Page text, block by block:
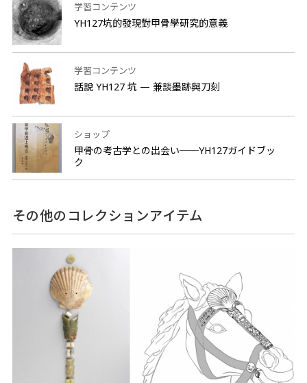
学習コンテンツ
YH127坑的發現對甲骨學研究的意義
学習コンテンツ
話說 YH127 坑 — 兼談墨跡與刀刻
ショップ
甲骨の考古学との出会い──YH127ガイドブッ
ク
その他のコレクションアイテム